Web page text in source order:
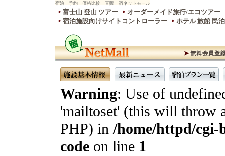
宿泊 予約 価格比較 直販 宿ネットモール
富士山 登山 ツアー
オーダーメイド旅行/エコツアー
宿泊施設向けサイトコントローラー
ホテル 旅館 民
Warning: Use of
'mailtoset' (this will throw
PHP) in/home/httpd/cgi-
code on line 1